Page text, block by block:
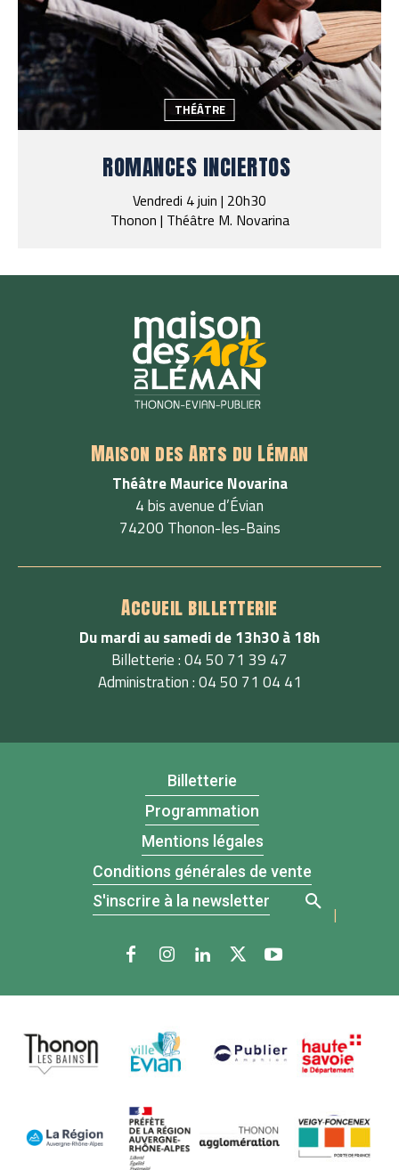
THÉÂTRE
ROMANCES INCIERTOS
Vendredi 4 juin | 20h30
Thonon | Théâtre M. Novarina
Maison des Arts du Léman
Théâtre Maurice Novarina
4 bis avenue d’Évian
74200 Thonon-les-Bains
Accueil billetterie
Du mardi au samedi de 13h30 à 18h
Billetterie : 04 50 71 39 47
Administration : 04 50 71 04 41
Billetterie
Programmation
Mentions légales
Conditions générales de vente
S'inscrire à la newsletter
|